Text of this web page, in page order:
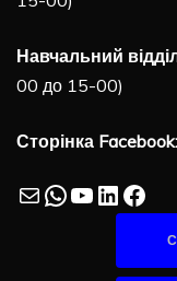
Навчальний
00 до 15-00)
Сторінка Facebook:
MailWhatsApp
YouTube